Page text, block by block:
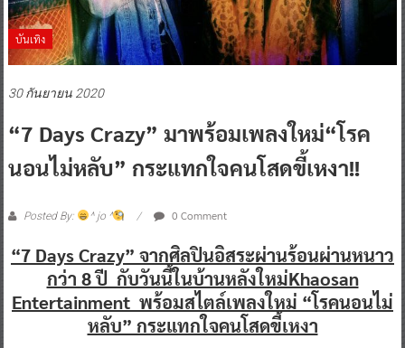
บันเทิง
30 กันยายน 2020
“7 Days Crazy” มาพร้อมเพลงใหม่“โรค
นอนไม่หลับ” กระแทกใจคนโสดขี้เหงา!!
Posted By: ^ jo ^ 0 Comment
“7 Days Crazy” จากศิลปินอิสระผ่านร้อนผ่านหนาว
กว่า 8 ปี กับวันนี้ในบ้านหลังใหม่Khaosan
Entertainment พร้อมสไตล์เพลงใหม่ “โรคนอนไม่
หลับ” กระแทกใจคนโสดขี้เหงา